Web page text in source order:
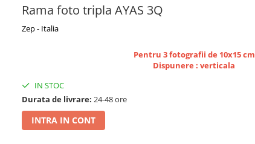
Rama foto tripla AYAS 3Q
Zep - Italia
Pentru 3 fotografii de 10x15 cm
Dispunere : verticala
IN STOC
Durata de livrare: 24-48 ore
INTRA IN CONT